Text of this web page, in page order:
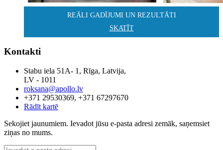
REĀLI GADĪJUMI UN REZULTĀTI
SKATĪT
Kontakti
Stabu iela 51A- 1, Rīga, Latvija,
LV - 1011
roksana@apollo.lv
+371 29530369, +371 67297670
Rādīt kartē
Sekojiet jaunumiem. Ievadot jūsu e-pasta adresi zemāk, saņemsiet
ziņas no mums.